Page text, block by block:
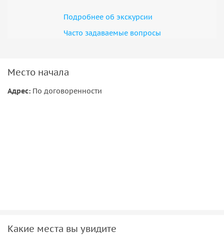
Подробнее об экскурсии
Часто задаваемые вопросы
Место начала
Адрес: По договоренности
Какие места вы увидите